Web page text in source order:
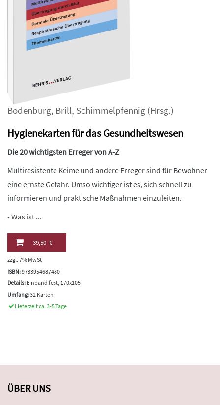
Bodenburg, Brill, Schimmelpfennig (Hrsg.)
Hygienekarten für das Gesundheitswesen
Die 20 wichtigsten Erreger von A-Z
Multiresistente Keime und andere Erreger sind für Bewohner
eine ernste Gefahr. Umso wichtiger ist es, sich schnell zu
informieren und praktische Maßnahmen einzuleiten.
• Was ist ...
39,50 €
zzgl. 7% MwSt
ISBN:9783954687480
Details: Einband fest, 170x105
Umfang:32 Karten
Lieferzeit ca. 3-5 Tage
ÜBER UNS